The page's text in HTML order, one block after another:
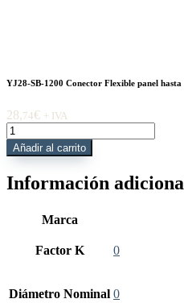
YJ28-SB-1200 Conector Flexible panel
28,74€ + IVA
YJ28-
SB-
1200
Flexible
cantidad
Añadir al carrito
Información
Marca
Factor K 0
Diámetro Nominal 0